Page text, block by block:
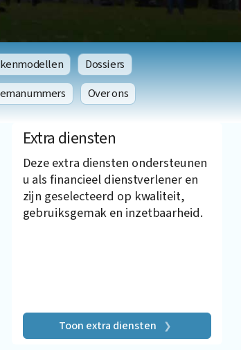
Dossiers
Over ons
Extra diensten
Deze extra diensten ondersteunen
u als financieel dienstverlener en
zijn geselecteerd op kwaliteit,
gebruiksgemak en inzetbaarheid.
Toon extra diensten